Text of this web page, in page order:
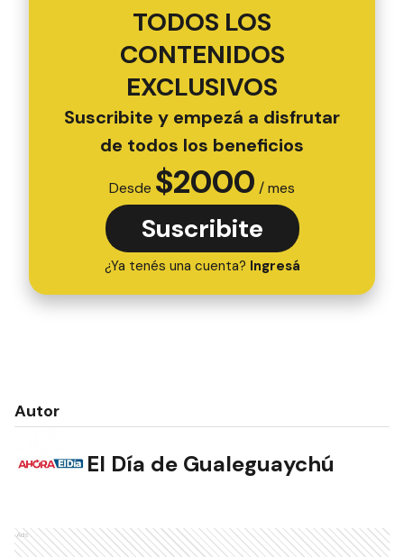
TODOS LOS
CONTENIDOS
EXCLUSIVOS
Suscribite y empezá a disfrutar
de todos los beneficios
Desde $2000 / mes
Suscribite
¿Ya tenés una cuenta? Ingresá
Autor
El Día de Gualeguaychú
Ads